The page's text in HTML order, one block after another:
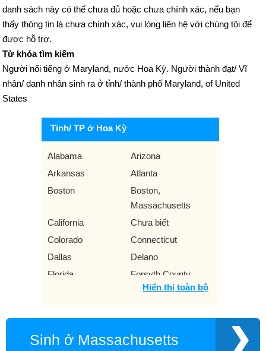
danh sách này có thể chưa đủ hoặc chưa chính xác, nếu bạn
thấy thông tin là chưa chính xác, vui lòng liên hệ với chúng tôi để
được hỗ trợ.
Từ khóa tìm kiếm
Người nổi tiếng ở Maryland, nước Hoa Kỳ. Người thành đạt/ Vĩ
nhân/ danh nhân sinh ra ở tỉnh/ thành phố Maryland, of United
States
Tỉnh/ TP ở Hoa Kỳ
Alabama
Arizona
Arkansas
Atlanta
Boston
Boston,
Massachusetts
California
Chưa biết
Colorado
Connecticut
Dallas
Delano
Florida
Forsyth County
Greenville
Indiana
Iowa
Hiển thị toàn bộ
Sinh ở Massachusetts